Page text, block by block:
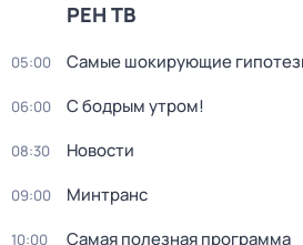
РЕН ТВ
05:00 Самые шoкиpующие
06:00 С бодрым утром!
08:30 Новости
09:00 Минтранс
10:00 Самая полезная программа